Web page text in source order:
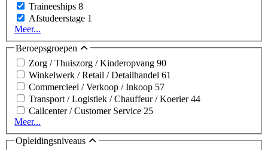
Traineeships 8
Afstudeerstage 1
Meer...
Beroepsgroepen
Zorg / Thuiszorg / Kinderopvang 90
Winkelwerk / Retail / Detailhandel 61
Commercieel / Verkoop / Inkoop 57
Transport / Logistiek / Chauffeur / Koerier44
Callcenter / Customer Service 25
Meer...
Opleidingsniveaus